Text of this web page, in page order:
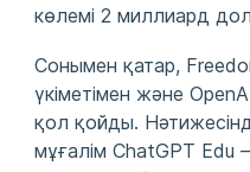
көлемі 2 миллиард
Сонымен қатар,
үкіметімен және
қол қойды.
мұғалім ChatGPT Edu